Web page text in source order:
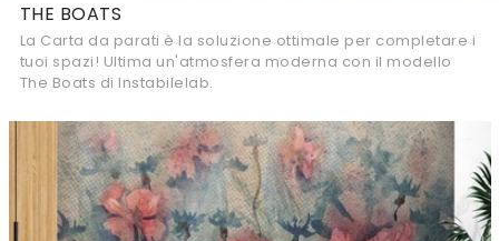
THE BOATS
La Carta da parati è la soluzione ottimale per completare i
tuoi spazi! Ultima un'atmosfera moderna con il modello
The Boats di Instabilelab.